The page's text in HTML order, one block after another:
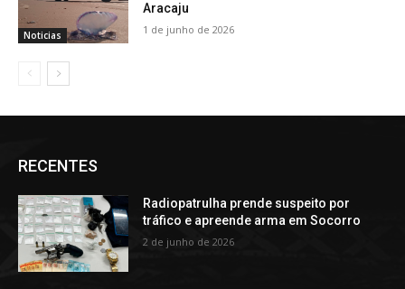
Noticias
Aracaju
1 de junho de 2026
RECENTES
Radiopatrulha prende suspeito por
tráfico e apreende arma em Socorro
2 de junho de 2026